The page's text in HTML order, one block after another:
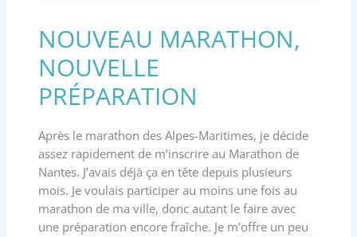
NOUVEAU MARATHON,
NOUVELLE
PRÉPARATION
Après le marathon des Alpes-Maritimes, je décide
assez rapidement de m’inscrire au Marathon de
Nantes. J’avais déjà ça en tête depuis plusieurs
mois. Je voulais participer au moins une fois au
marathon de ma ville, donc autant le faire avec
une préparation encore fraîche. Je m’offre un peu